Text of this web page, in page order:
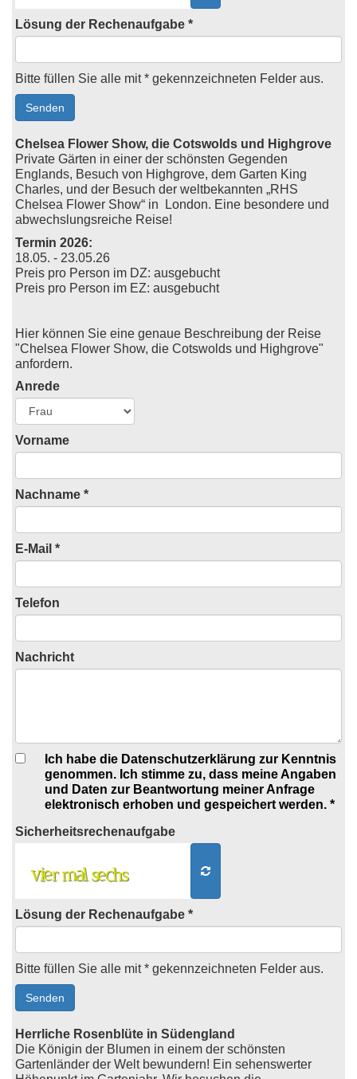
Lösung der Rechenaufgabe *
Bitte füllen Sie alle mit * gekennzeichneten Felder aus.
Chelsea Flower Show, die Cotswolds und Highgrove
Private Gärten in einer der schönsten Gegenden
Englands, Besuch von Highgrove, dem Garten King
Charles, und der Besuch der weltbekannten „RHS
Chelsea Flower Show“ in London. Eine besondere und
abwechslungsreiche Reise!
Termin 2026:
18.05. - 23.05.26
Preis pro Person im DZ: ausgebucht
​Preis pro Person im EZ: ausgebucht
Hier können Sie eine genaue Beschreibung der Reise
"Chelsea Flower Show, die Cotswolds und Highgrove"
anfordern.
Anrede
Vorname
Nachname *
E-Mail *
Telefon
Nachricht
Ich habe die Datenschutzerklärung zur Kenntnis
genommen. Ich stimme zu, dass meine Angaben
und Daten zur Beantwortung meiner Anfrage
elektronisch erhoben und gespeichert werden. *
Sicherheitsrechenaufgabe
Lösung der Rechenaufgabe *
Bitte füllen Sie alle mit * gekennzeichneten Felder aus.
Herrliche Rosenblüte in Südengland
Die Königin der Blumen in einem der schönsten
Gartenländer der Welt bewundern! Ein sehenswerter